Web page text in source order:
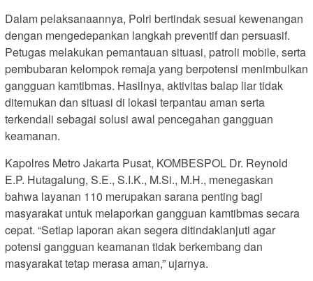
Dalam pelaksanaannya, Polri bertindak sesuai kewenangan
dengan mengedepankan langkah preventif dan persuasif.
Petugas melakukan pemantauan situasi, patroli mobile, serta
pembubaran kelompok remaja yang berpotensi menimbulkan
gangguan kamtibmas. Hasilnya, aktivitas balap liar tidak
ditemukan dan situasi di lokasi terpantau aman serta
terkendali sebagai solusi awal pencegahan gangguan
keamanan.
Kapolres Metro Jakarta Pusat, KOMBESPOL Dr. Reynold
E.P. Hutagalung, S.E., S.I.K., M.Si., M.H., menegaskan
bahwa layanan 110 merupakan sarana penting bagi
masyarakat untuk melaporkan gangguan kamtibmas secara
cepat. “Setiap laporan akan segera ditindaklanjuti agar
potensi gangguan keamanan tidak berkembang dan
masyarakat tetap merasa aman,” ujarnya.